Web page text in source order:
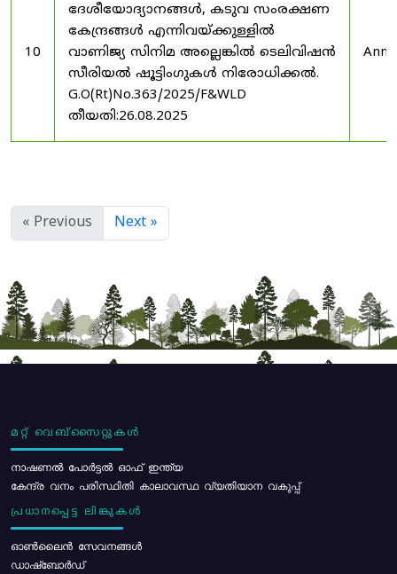
10
ദേശീയോദ്യാനങ്ങൾ, കടുവ സംരക്ഷണ
കേന്ദ്രങ്ങൾ എന്നിവയ്ക്കുള്ളിൽ
വാണിജ്യ സിനിമ അല്ലെങ്കിൽ ടെലിവിഷൻ
സീരിയൽ ഷൂട്ടിംഗുകൾ നിരോധിക്കൽ.
G.O(Rt)No.363/2025/F&WLD
തീയതി:26.08.2025
« Previous Next »
മറ്റ് വെബ്സൈറ്റുകൾ
നാഷണൽ പോർട്ടൽ ഓഫ് ഇന്ത്യ
കേന്ദ്ര വനം പരിസ്ഥിതി കാലാവസ്ഥ വ്യതിയാന വകുപ്പ്
പ്രധാനപ്പെട്ട ലിങ്കുകൾ
ഓൺലൈൻ സേവനങ്ങൾ
ഡാഷ്ബോർഡ്